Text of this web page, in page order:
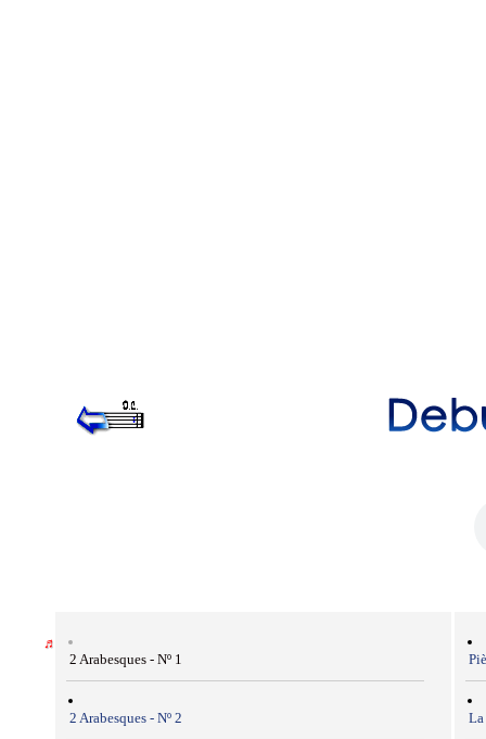
2 Arabesques - Nº 1
2 Arabesques - Nº 2 La